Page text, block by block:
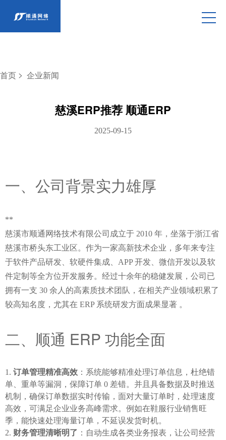
首页 > 企业新闻
慈溪ERP推荐 顺通ERP
2025-09-15
一、公司背景实力雄厚
**
慈溪市顺通网络技术有限公司成立于 2010 年，坐落于浙江省
慈溪市桥头东工业区。作为一家高新技术企业，多年来专注
于软件产品研发、软硬件集成、APP 开发、微信开发以及软
件定制等全方位开发服务。经过十余年的稳健发展，公司已
拥有一支 30 余人的高素质技术团队，在相关产业领域积累了
较高知名度，尤其在 ERP 系统研发方面成果显著 。
二、顺通 ERP 功能全面
订单管理精准高效 ：系统能够精准处理订单信息，杜绝错
单、重单等漏洞，保障订单 0 差错。并且具备数据及时推送
机制，确保订单数据实时传输，面对大量订单时，处理速度
高效，可满足企业业务高峰需求。例如在鞋服行业销售旺
季，能快速处理海量订单，不延误发货时机。
财务管理清晰明了 ：自动生成各类业务报表，让公司经营